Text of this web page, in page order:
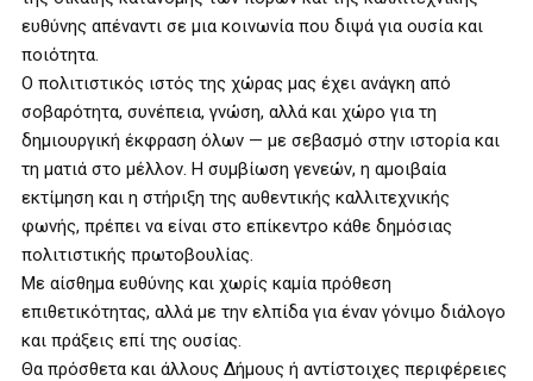
ευθύνης απέναντι σε μια κοινωνία που διψά για ουσία και
ποιότητα.
Ο πολιτιστικός ιστός της χώρας μας έχει ανάγκη από
σοβαρότητα, συνέπεια, γνώση, αλλά και χώρο για τη
δημιουργική έκφραση όλων — με σεβασμό στην ιστορία και
τη ματιά στο μέλλον. Η συμβίωση γενεών, η αμοιβαία
εκτίμηση και η στήριξη της αυθεντικής καλλιτεχνικής
φωνής, πρέπει να είναι στο επίκεντρο κάθε δημόσιας
πολιτιστικής πρωτοβουλίας.
Με αίσθημα ευθύνης και χωρίς καμία πρόθεση
επιθετικότητας, αλλά με την ελπίδα για έναν γόνιμο διάλογο
και πράξεις επί της ουσίας.
Θα πρόσθετα και άλλους Δήμους ή αντίστοιχες περιφέρειες